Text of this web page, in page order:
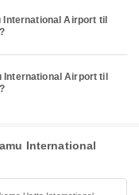
Airport til
Airport til
International